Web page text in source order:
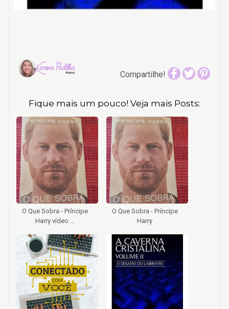
Compartilhe!
Fique mais um pouco! Veja mais Posts:
O Que Sobra - Príncipe
Harry vídeo ...
O Que Sobra - Príncipe
Harry